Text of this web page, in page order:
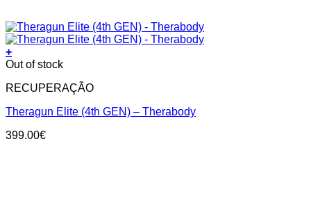
+
Out of stock
RECUPERAÇÃO
Theragun Elite (4th GEN) – Therabody
399.00€